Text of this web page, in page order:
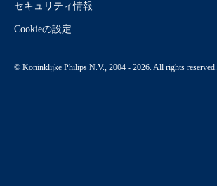
セキュリティ情報
Cookieの設定
© Koninklijke Philips N.V., 2004 - 2026. All rights reserved.